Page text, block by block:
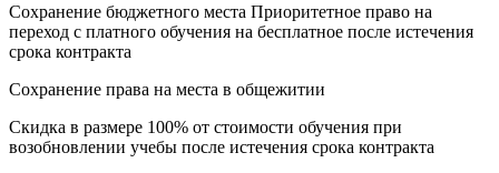
Сохранение бюджетного места Приоритетное право на
переход с платного обучения на бесплатное после истечения
срока контракта
Сохранение права на места в общежитии
Скидка в размере 100% от стоимости обучения при
возобновлении учебы после истечения срока контракта